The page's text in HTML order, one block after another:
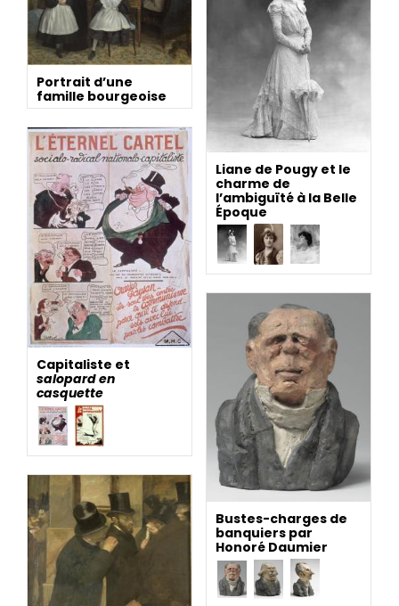
Portrait d’une
famille bourgeoise
Liane de Pougy et le
charme de
l’ambiguïté à la Belle
Époque
Capitaliste et
salopard en
casquette
Bustes-charges de
banquiers par
Honoré Daumier